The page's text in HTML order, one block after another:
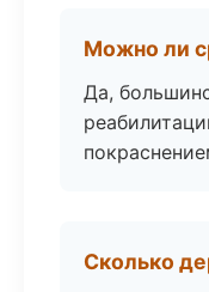
Можно ли
Да,
Сколько